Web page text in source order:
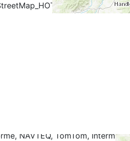
OpenCycleMap
NAVTEQ, TomTom, Intermap,